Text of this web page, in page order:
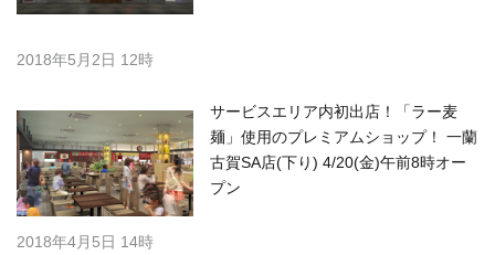
2018年5月2日 12時
サービスエリア内初出店！「ラー麦
麺」使用のプレミアムショップ！ 一蘭
古賀SA店(下り) 4/20(金)午前8時オー
プン
2018年4月5日 14時